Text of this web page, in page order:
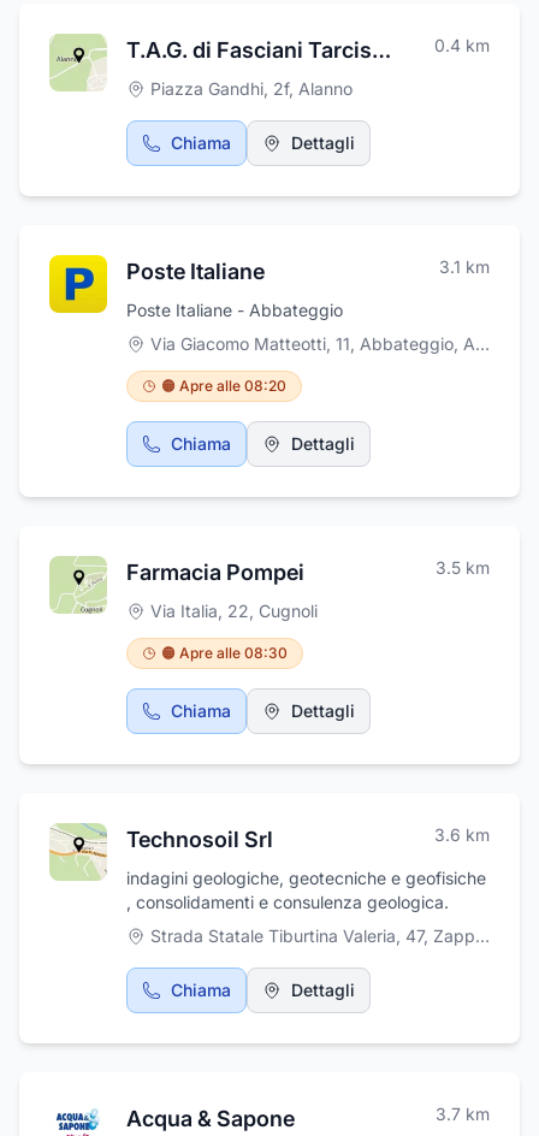
T.A.G. di Fasciani Tarcisio & C. S.a.s. 0.4 km
Piazza Gandhi, 2f, Alanno
Chiama Dettagli
Poste Italiane 3.1 km
Poste Italiane - Abbateggio
Via Giacomo Matteotti, 11, Abbateggio, Abbateggio
🟠 Apre alle 08:20
Chiama Dettagli
Farmacia Pompei 3.5 km
Via Italia, 22, Cugnoli
🟠 Apre alle 08:30
Chiama Dettagli
Technosoil Srl 3.6 km
indagini geologiche, geotecniche e geofisiche
, consolidamenti e consulenza geologica.
Strada Statale Tiburtina Valeria, 47, Zappino
Chiama Dettagli
Acqua & Sapone 3.7 km